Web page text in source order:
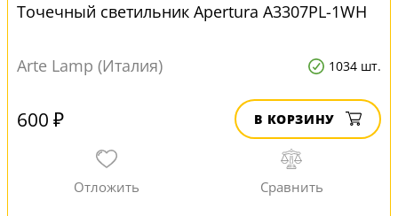
Точечный светильник Apertura A3307PL-1WH
Arte Lamp (Италия) 1034 шт.
600 ₽ В КОРЗИНУ